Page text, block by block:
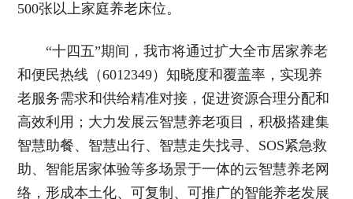
500张以上家庭养老床位。
“十四五”期间，我市将通过扩大全市居家养老
和便民热线（6012349）知晓度和覆盖率，实现养
老服务需求和供给精准对接，促进资源合理分配和
高效利用；大力发展云智慧养老项目，积极搭建集
智慧助餐、智慧出行、智慧走失找寻、SOS紧急救
助、智能居家体验等多场景于一体的云智慧养老网
络，形成本土化、可复制、可推广的智能养老发展